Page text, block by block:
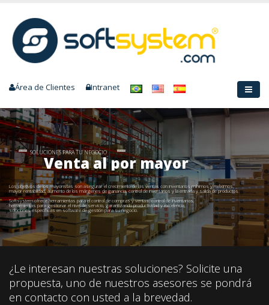
Área de Clientes Intranet
SOLUCIONES PARA TU NEGOCIO
Venta al por mayor
Los objetivos de los mayoristas son asegurar el crecimiento de las ventas con inventarios mínimos y máximos,
mayor rentabilidad, aumento de los márgenes de ganancia, control de inventarios y la entrada y salida de productos.
Softsystem ofrece herramientas para el control de compras y ventas, control de inventarios,
herramientas para gestionar el nivel de servicio, garantizando productividad y excelencia,
soluciones específicas en software de gestión para su negocio.
¿Le interesan nuestras soluciones? Solicite una
propuesta, uno de nuestros asesores se pondrá
en contacto con usted a la brevedad.